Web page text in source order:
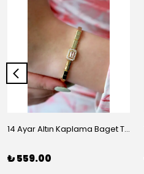
14 Ayar Altın Kaplama Baget Taşlı Vip Bileklik
₺ 559.00